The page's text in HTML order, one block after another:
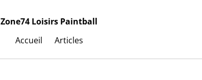
Zone74 Loisirs Paintball
Accueil
Articles